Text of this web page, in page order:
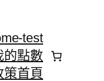
test
的點數
策首頁